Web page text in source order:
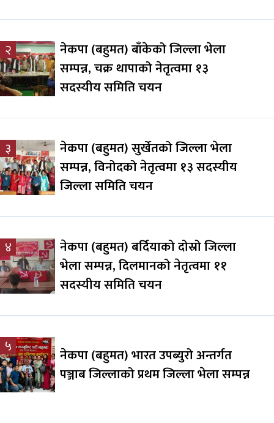
२
नेकपा (बहुमत) बाँकेको जिल्ला भेला
सम्पन्न, चक्र थापाको नेतृत्वमा १३
सदस्यीय समिति चयन
३
नेकपा (बहुमत) सुर्खेतको जिल्ला भेला
सम्पन्न, विनोदको नेतृत्वमा १३ सदस्यीय
जिल्ला समिति चयन
४
नेकपा (बहुमत) बर्दियाको दोस्रो जिल्ला
भेला सम्पन्न, दिलमानको नेतृत्वमा ११
सदस्यीय समिति चयन
५
नेकपा (बहुमत) भारत उपब्युरो अन्तर्गत
पञ्जाब जिल्लाको प्रथम जिल्ला भेला सम्पन्न